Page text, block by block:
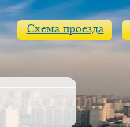
Схема проезда